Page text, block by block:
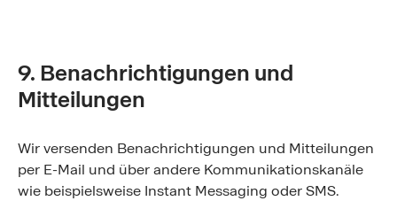
9. Benachrichtigungen und
Mitteilungen
Wir versenden Benachrichtigungen und Mitteilungen
per E-Mail und über andere Kommunikationskanäle
wie beispielsweise Instant Messaging oder SMS.